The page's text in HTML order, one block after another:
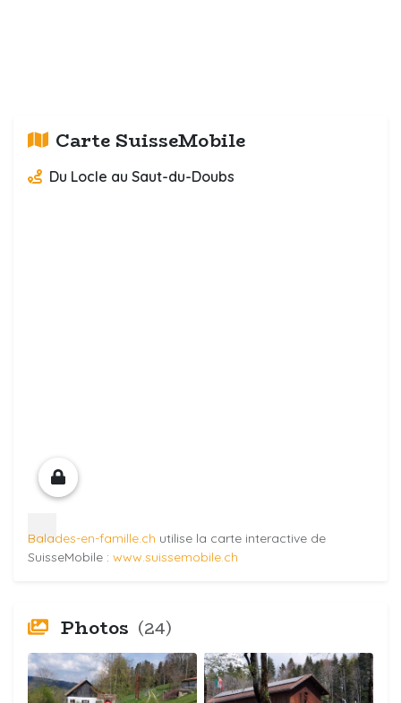
Carte SuisseMobile
Du Locle au Saut-du-Doubs
Balades-en-famille.ch utilise la carte interactive de
SuisseMobile : www.suissemobile.ch
Photos (24)